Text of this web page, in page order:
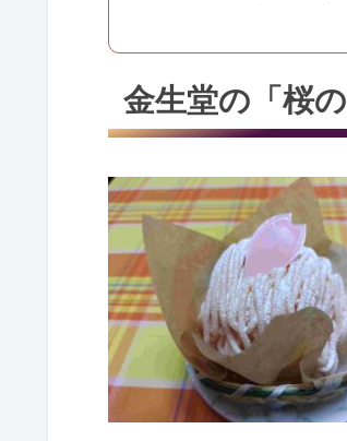
金生堂の「桜